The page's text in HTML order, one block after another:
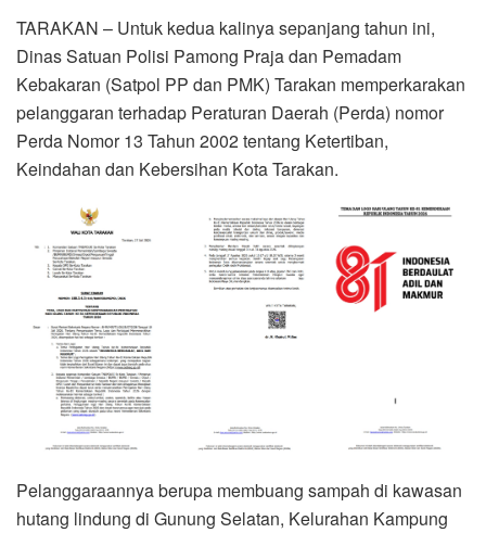
TARAKAN – Untuk kedua kalinya sepanjang tahun ini,
Dinas Satuan Polisi Pamong Praja dan Pemadam
Kebakaran (Satpol PP dan PMK) Tarakan memperkarakan
pelanggaran terhadap Peraturan Daerah (Perda) nomor
Perda Nomor 13 Tahun 2002 tentang Ketertiban,
Keindahan dan Kebersihan Kota Tarakan.
Pelanggaraannya berupa membuang sampah di kawasan
hutang lindung di Gunung Selatan, Kelurahan Kampung